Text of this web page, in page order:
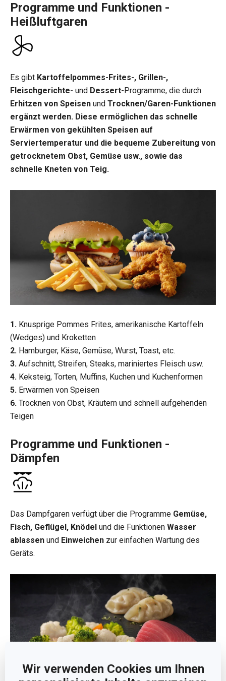
Wir verwenden Cookies um Ihnen
Programme und Funktionen -
Heißluftgaren
Es gibt Kartoffelpommes-Frites-, Grillen-,
Fleischgerichte- und Dessert-Programme, die durch
Erhitzen von Speisen und Trocknen/Garen-Funktionen
ergänzt werden. Diese ermöglichen das schnelle
Erwärmen von gekühlten Speisen auf
Serviertemperatur und die bequeme Zubereitung von
getrocknetem Obst, Gemüse usw., sowie das
schnelle Kneten von Teig.
1. Knusprige Pommes Frites, amerikanische Kartoffeln
(Wedges) und Kroketten
2. Hamburger, Käse, Gemüse, Wurst, Toast, etc.
3. Aufschnitt, Streifen, Steaks, mariniertes Fleisch usw.
4. Keksteig, Torten, Muffins, Kuchen und Kuchenformen
5. Erwärmen von Speisen
6. Trocknen von Obst, Kräutern und schnell aufgehenden
Teigen
Programme und Funktionen -
Dämpfen
Das Dampfgaren verfügt über die Programme Gemüse,
Fisch, Geflügel, Knödel und die Funktionen Wasser
ablassen und Einweichen zur einfachen Wartung des
Geräts.